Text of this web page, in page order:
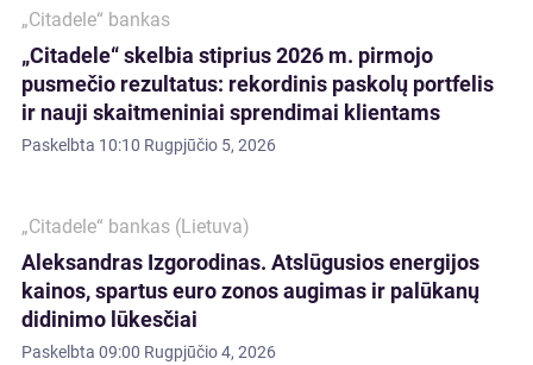
„Citadele“ bankas
„Citadele“ skelbia stiprius 2026 m. pirmojo
pusmečio rezultatus: rekordinis paskolų portfelis
ir nauji skaitmeniniai sprendimai klientams
Paskelbta 10:10 Rugpjūčio 5, 2026
„Citadele“ bankas (Lietuva)
Aleksandras Izgorodinas. Atslūgusios energijos
kainos, spartus euro zonos augimas ir palūkanų
didinimo lūkesčiai
Paskelbta 09:00 Rugpjūčio 4, 2026